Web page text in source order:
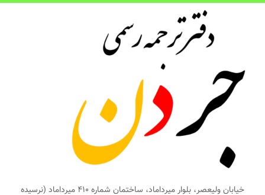
رها
خیابان ولیعصر، بلوار میرداماد، ساختمان شماره ۴۱۰ میرداماد (نرسیده